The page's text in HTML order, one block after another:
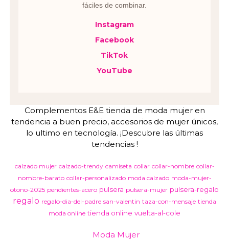
fáciles de combinar.
Instagram
Facebook
TikTok
YouTube
Complementos E&E tienda de moda mujer en
tendencia a buen precio, accesorios de mujer únicos,
lo ultimo en tecnología. ¡Descubre las últimas
tendencias !
calzado mujer calzado-trendy camiseta collar collar-nombre collar-
nombre-barato collar-personalizado moda calzado moda-mujer-
otono-2025 pendientes-acero pulsera pulsera-mujer pulsera-regalo
regalo regalo-dia-del-padre san-valentin taza-con-mensaje tienda
moda online tienda online vuelta-al-cole
Moda Mujer